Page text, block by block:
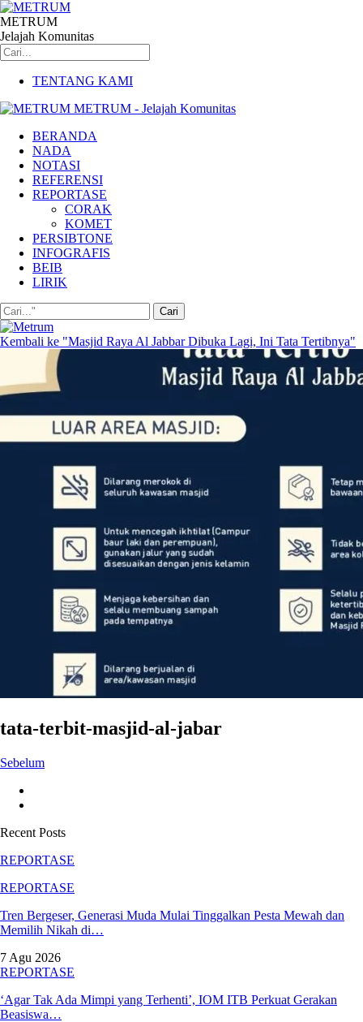
METRUM
Jelajah Komunitas
TENTANG KAMI
METRUM - Jelajah Komunitas
BERANDA
NADA
NOTASI
REFERENSI
REPORTASE
CORAK
KOMET
PERSIBTONE
INFOGRAFIS
BEIB
LIRIK
Kembali ke "Masjid Raya Al Jabbar Dibuka Lagi, Ini Tata Tertibnya"
tata-terbit-masjid-al-jabar
Sebelum
Recent Posts
REPORTASE
REPORTASE
Tren Bergeser, Generasi Muda Mulai Tinggalkan Pesta Mewah dan
Memilih Nikah di…
7 Agu 2026
REPORTASE
‘Agar Tak Ada Mimpi yang Terhenti’, IOM ITB Perkuat Gerakan
Beasiswa…